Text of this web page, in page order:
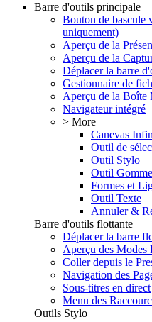
Barre d'outils principale
Bouton de bascule
uniquement)
Aperçu de la
Aperçu de la
Déplacer la barre
Gestionnaire de
Aperçu de la Boîte
Navigateur intégré
> More
Canevas
Outil de
Outil Stylo
Outil Gomme
Formes et
Outil Texte
Annuler &
Barre d'outils flottante
Déplacer la barre
Aperçu des Modes
Coller depuis le
Navigation des
Sous-titres en direct
Menu des
Outils Stylo